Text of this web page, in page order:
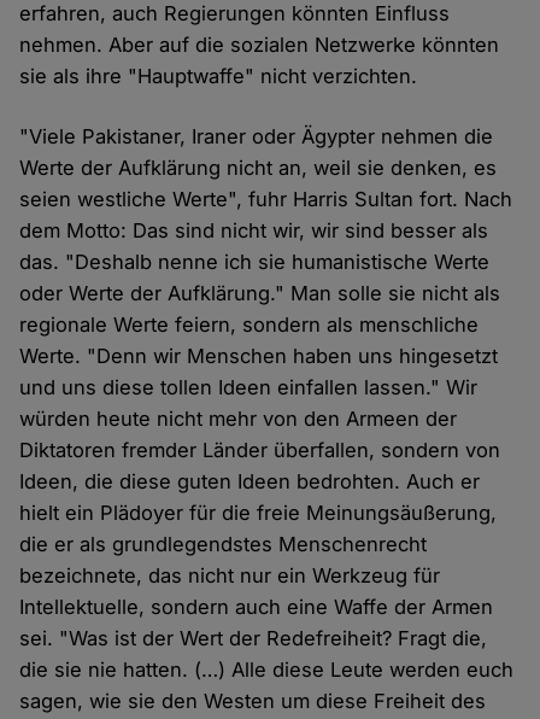
erfahren, auch Regierungen könnten Einfluss
nehmen. Aber auf die sozialen Netzwerke könnten
sie als ihre "Hauptwaffe" nicht verzichten.
"Viele Pakistaner, Iraner oder Ägypter nehmen die
Werte der Aufklärung nicht an, weil sie denken, es
seien westliche Werte", fuhr Harris Sultan fort. Nach
dem Motto: Das sind nicht wir, wir sind besser als
das. "Deshalb nenne ich sie humanistische Werte
oder Werte der Aufklärung." Man solle sie nicht als
regionale Werte feiern, sondern als menschliche
Werte. "Denn wir Menschen haben uns hingesetzt
und uns diese tollen Ideen einfallen lassen." Wir
würden heute nicht mehr von den Armeen der
Diktatoren fremder Länder überfallen, sondern von
Ideen, die diese guten Ideen bedrohten. Auch er
hielt ein Plädoyer für die freie Meinungsäußerung,
die er als grundlegendstes Menschenrecht
bezeichnete, das nicht nur ein Werkzeug für
Intellektuelle, sondern auch eine Waffe der Armen
sei. "Was ist der Wert der Redefreiheit? Fragt die,
die sie nie hatten. (…) Alle diese Leute werden euch
sagen, wie sie den Westen um diese Freiheit des